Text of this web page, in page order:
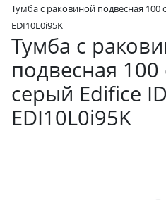
Тумба с раковиной подвесная 100
EDI10L0i95K
Тумба с
подвесная 100
серый Edifice
EDI10L0i95K